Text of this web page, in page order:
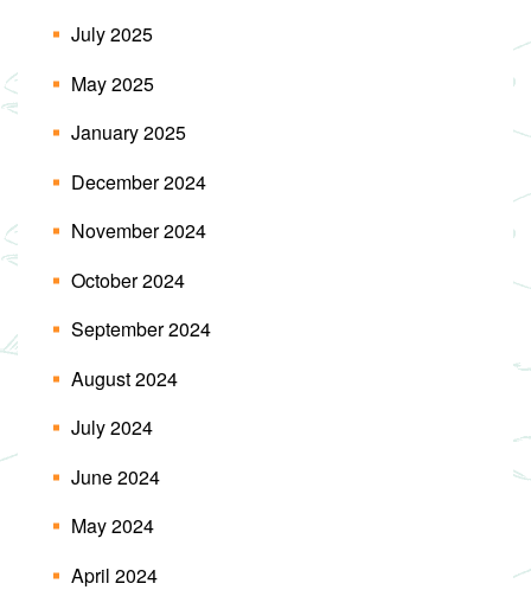
July 2025
May 2025
January 2025
December 2024
November 2024
October 2024
September 2024
August 2024
July 2024
June 2024
May 2024
April 2024